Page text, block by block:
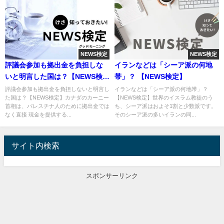
NEWS検定
評議会参加も拠出金を負担しな
いと明言した国は？【NEWS検
定】
評議会参加も拠出金を負担しないと明言し
た国は？【NEWS検定】カナダのカーニー
首相は、パレスチナ人のために拠出金では
なく直接 現金を提供する...
NEWS検定
イランなどは「シーア派の何地
帯」？ 【NEWS検定】
イランなどは「シーア派の何地帯」？
【NEWS検定】世界のイスラム教徒のう
ち、シーア派はおよそ1割と少数派です。
そのシーア派の多いイランの同...
サイト内検索
スポンサーリンク